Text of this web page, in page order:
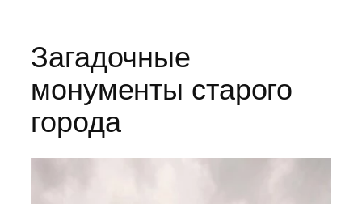
Загадочные
монументы старого
города